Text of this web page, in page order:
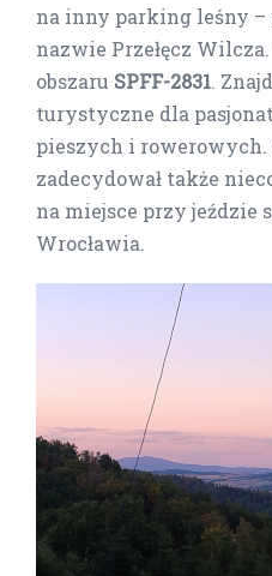
na inny parking leśny –
nazwie Przełęcz
obszaru SPFF-2831.
turystyczne dla
pieszych i rowerowych.
zadecydował także
na miejsce przy jeździe
Wrocławia.